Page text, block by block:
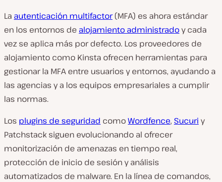
La autenticación multifactor(MFA) es ahora estándar
en los entornos de alojamiento administradoy cada
vez se aplica más por defecto. Los proveedores de
alojamiento como Kinsta ofrecen herramientas para
gestionar la MFA entre usuarios y entornos, ayudando a
las agencias y a los equipos empresariales a cumplir
las normas.
Los plugins de seguridad comoWordfence, Sucuri y
Patchstack siguen evolucionando al ofrecer
monitorización de amenazas en tiempo real,
protección de inicio de sesión y análisis
automatizados de malware. En la línea de comandos,